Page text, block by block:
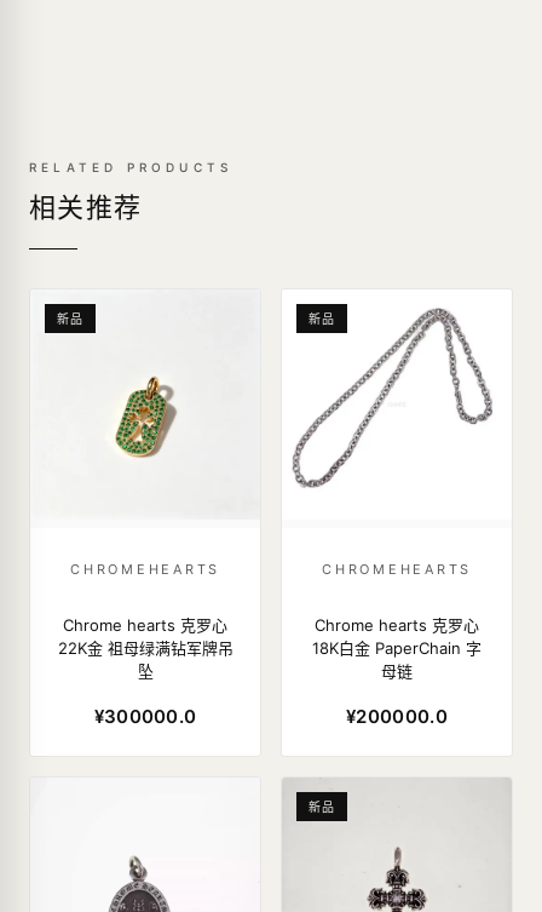
RELATED PRODUCTS
相关推荐
新品
CHROMEHEARTS
Chrome hearts 克罗心
22K金 祖母绿满钻军牌吊
坠
¥300000.0
新品
CHROMEHEARTS
Chrome hearts 克罗心
18K白金 PaperChain 字
母链
¥200000.0
新品